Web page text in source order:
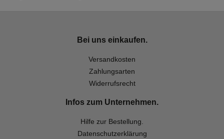
Bei uns einkaufen.
Versandkosten
Zahlungsarten
Widerrufsrecht
Infos zum Unternehmen.
Hilfe zur Bestellung.
Datenschutzerklärung